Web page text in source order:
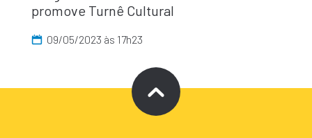
promove Turnê Cultural
09/05/2023 às 17h23